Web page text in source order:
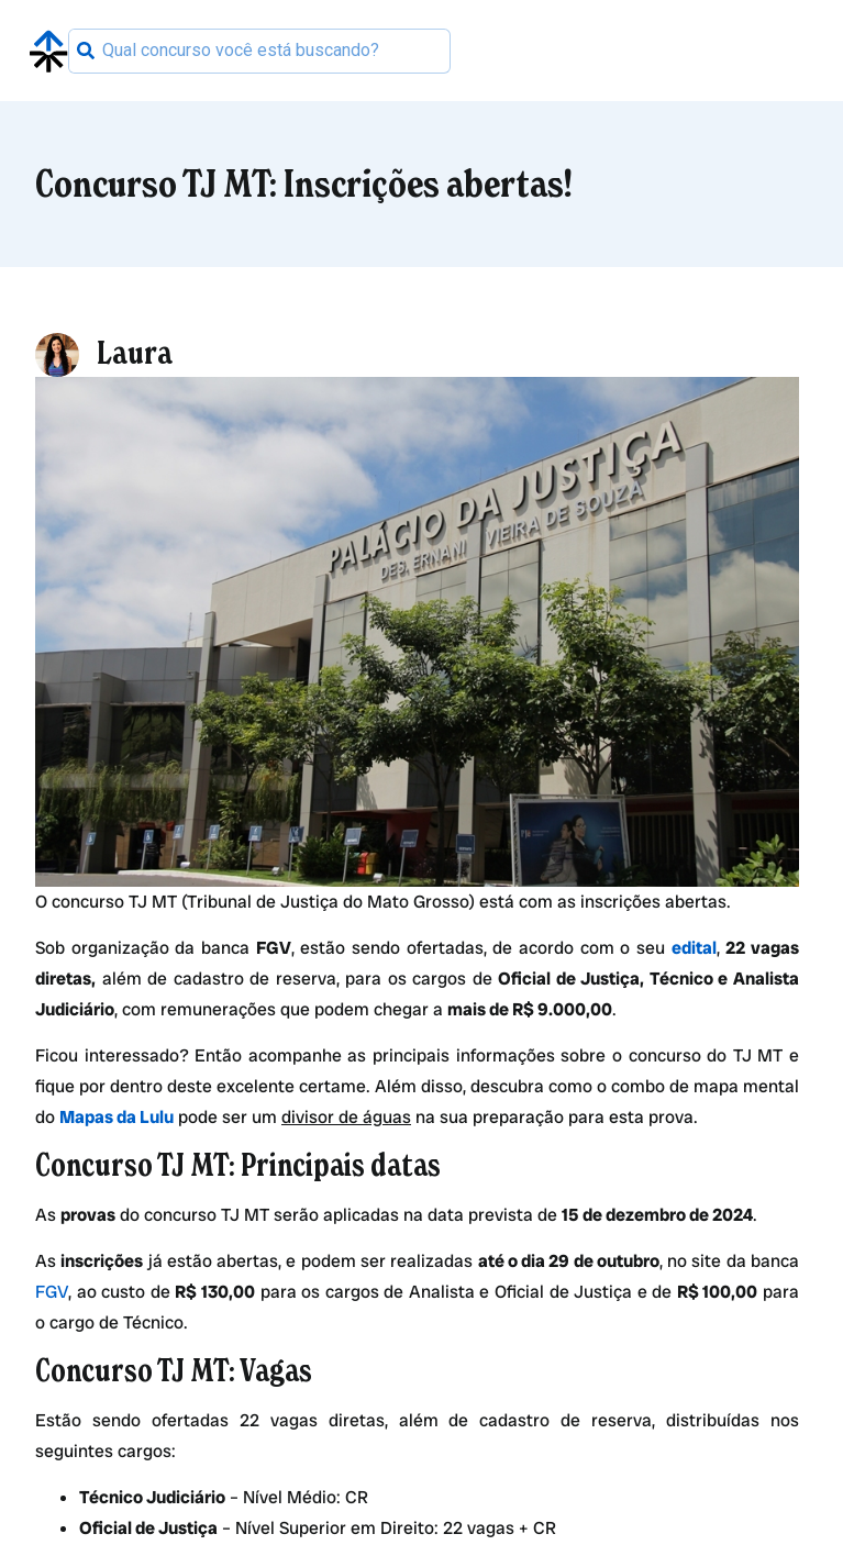
Concurso TJ MT: Inscrições abertas!
Laura
O concurso TJ MT (Tribunal de Justiça do Mato Grosso) está com as inscrições abertas.
Sob organização da banca FGV, estão sendo ofertadas, de acordo com o seu edital,22 vagas
diretas, além de cadastro de reserva, para os cargos deOficial de Justiça, Técnico e Analista
Judiciário, com remunerações que podem chegar a mais de R$ 9.000,00.
Ficou interessado? Então acompanhe as principais informações sobre o concurso do TJ MT e
fique por dentro deste excelente certame. Além disso, descubra como o combo de mapa mental
do Mapas da Lulu pode ser um divisor de águas na sua preparação para esta prova.
Concurso TJ MT: Principais datas
Asprovasdo concurso TJ MT serão aplicadas na data prevista de15 de dezembro de 2024.
Asinscrições já estão abertas, e podem ser realizadas até o dia 29 de outubro, no site da banca
FGV, ao custo de R$ 130,00para os cargos de Analista e Oficial de Justiça e de R$ 100,00 para
o cargo de Técnico.
Concurso TJ MT: Vagas
Estão sendo ofertadas 22 vagas diretas, além de cadastro de reserva, distribuídas nos
seguintes cargos:
Técnico Judiciário – Nível Médio: CR
Oficial de Justiça – Nível Superior em Direito: 22 vagas + CR